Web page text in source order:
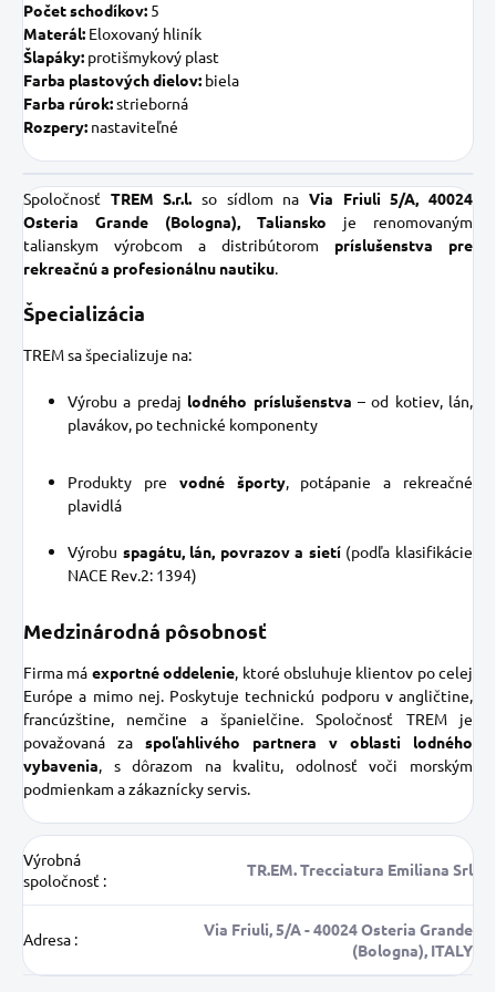
Počet schodíkov: 5
Materál: Eloxovaný hliník
Šlapáky: protišmykový plast
Farba plastových dielov: biela
Farba rúrok:strieborná
Rozpery: nastaviteľné
Spoločnosť TREM S.r.l. so sídlom naVia Friuli 5/A, 40024
Osteria Grande (Bologna), Taliansko je renomovaným
talianskym výrobcom a distribútorom príslušenstva pre
rekreačnú a profesionálnu nautiku.
Špecializácia
TREM sa špecializuje na:
Výrobu a predaj lodného príslušenstva – od kotiev, lán,
plavákov, po technické komponenty
Produkty pre vodné športy, potápanie a rekreačné
plavidlá
Výrobu spagátu, lán, povrazov a sietí(podľa klasifikácie
NACE Rev.2: 1394)
Medzinárodná pôsobnosť
Firma má exportné oddelenie, ktoré obsluhuje klientov po celej
Európe a mimo nej. Poskytuje technickú podporu v angličtine,
francúzštine, nemčine a španielčine. Spoločnosť TREM je
považovaná za spoľahlivého partnera v oblasti lodného
vybavenia, s dôrazom na kvalitu, odolnosť voči morským
podmienkam a zákaznícky servis.
Výrobná
spoločnosť :
TR.EM. Trecciatura Emiliana Srl
Adresa :
Via Friuli, 5/A - 40024 Osteria Grande
(Bologna), ITALY